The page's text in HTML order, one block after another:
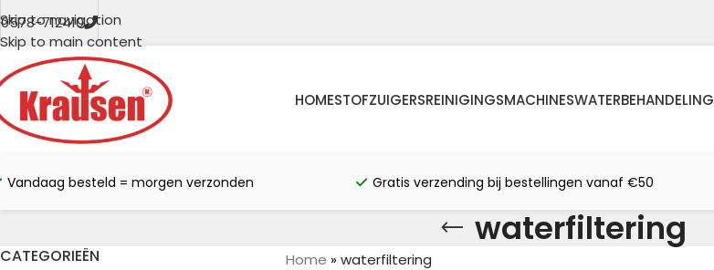
Skip to navigation
Skip to main content
0578-712410
HOMESTOFZUIGERSREINIGINGSMACHINESWATERBEHANDELING
Vandaag besteld = morgen verzonden Gratis verzending bij bestellingen vanaf €50
waterfiltering
CATEGORIEËN Home »waterfiltering